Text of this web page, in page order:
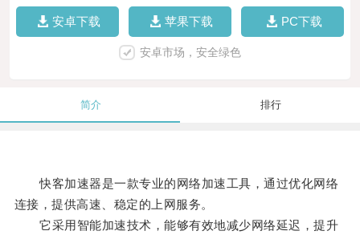
安卓下载 苹果下载 PC下载
安卓市场，安全绿色
简介 排行
快客加速器是一款专业的网络加速工具，通过优化网络
连接，提供高速、稳定的上网服务。
它采用智能加速技术，能够有效地减少网络延迟，提升